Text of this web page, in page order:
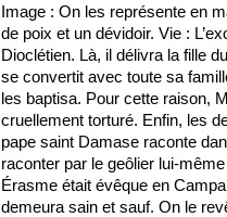
Image : On les représente en
de poix et un dévidoir. Vie :
Dioclétien. Là, il délivra la fille
se convertit avec toute sa
les baptisa. Pour cette raison,
cruellement torturé. Enfin, les
pape saint Damase raconte
raconter par le geôlier lui-
Érasme était évêque en
demeura sain et sauf. On le